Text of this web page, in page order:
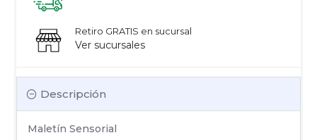
Descripción
Maletín Sensorial
Retiro GRATIS en sucursal
Ver sucursales